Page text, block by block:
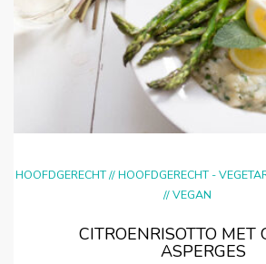
HOOFDGERECHT//HOOFDGERECHT -
//VEGAN
CITROENRISOTTO MET
ASPERGES